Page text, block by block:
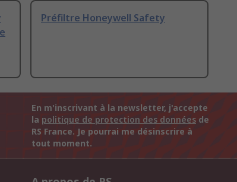
Préfiltre Honeywell Safety
En m'inscrivant à la newsletter, j'accepte
la politique de protection des données de
RS France. Je pourrai me désinscrire à
tout moment.